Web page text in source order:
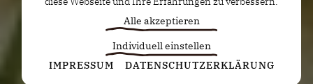
Alle akzeptieren
Individuell einstellen
Statistiken
IMPRESSUM DATENSCHUTZERKLÄRUNG